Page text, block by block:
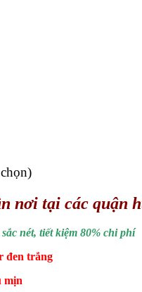
nơi tại các quận
nét, tiết kiệm 80% chi phí
đen trắng
mịn